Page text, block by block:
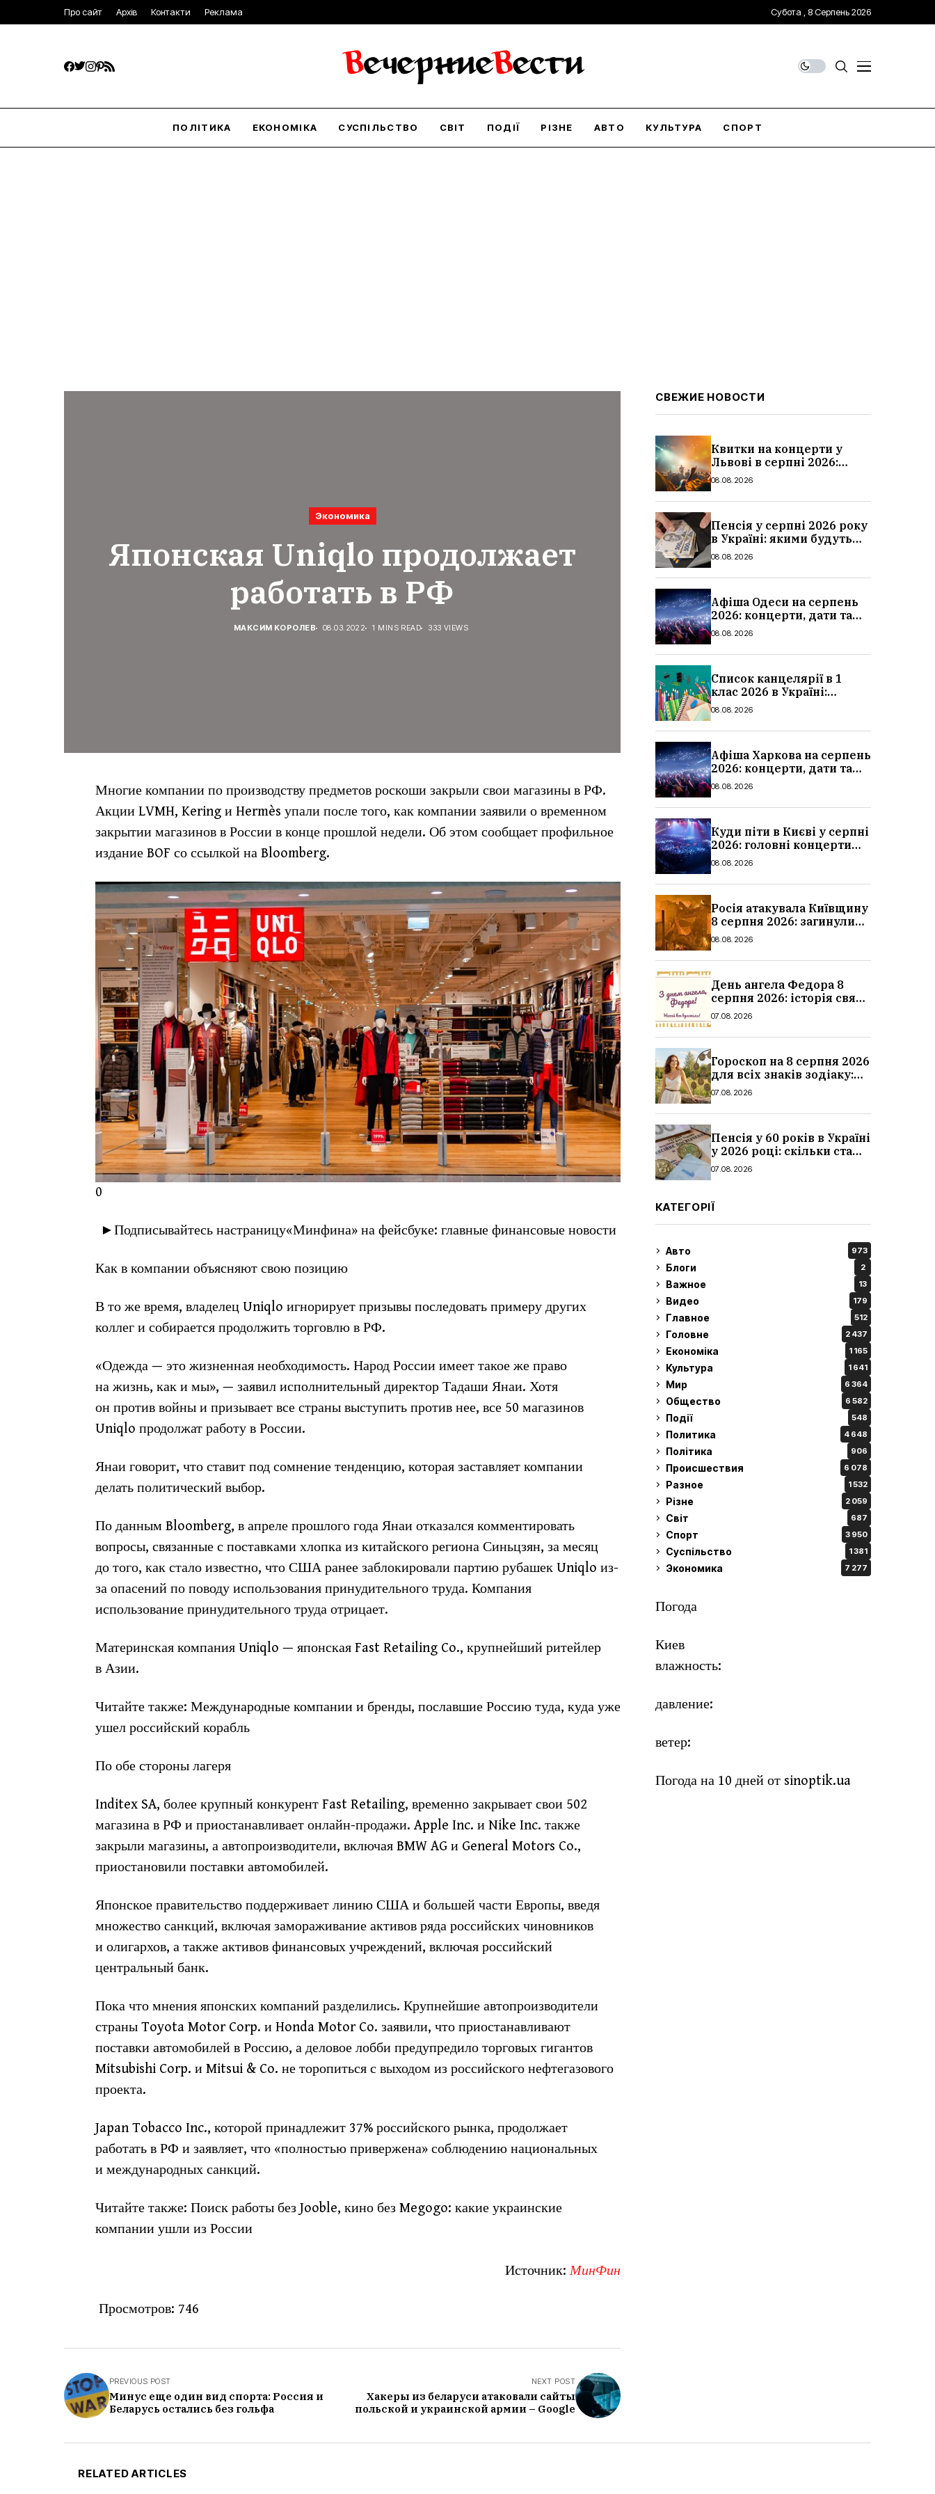
Про сайт Архів Контакти Реклама Субота , 8 Серпень 2026
ПОЛІТИКА ЕКОНОМІКА СУСПІЛЬСТВО СВІТ ПОДІЇ РІЗНЕ АВТО КУЛЬТУРА СПОРТ
Экономика
Японская Uniqlo продолжает
работать в РФ
МАКСИМ КОРОЛЕВ 08.03.2022 1 MINS READ 333 VIEWS
Многие компании по производству предметов роскоши закрыли свои магазины в РФ.
Акции LVMH, Kering и Hermès упали после того, как компании заявили о временном
закрытии магазинов в России в конце прошлой недели. Об этом сообщает профильное
издание BOF со ссылкой на Bloomberg.
0
►Подписывайтесь настраницу«Минфина» на фейсбуке: главные финансовые новости
Как в компании объясняют свою позицию
В то же время, владелец Uniqlo игнорирует призывы последовать примеру других
коллег и собирается продолжить торговлю в РФ.
«Одежда — это жизненная необходимость. Народ России имеет такое же право
на жизнь, как и мы», — заявил исполнительный директор Тадаши Янаи. Хотя
он против войны и призывает все страны выступить против нее, все 50 магазинов
Uniqlo продолжат работу в России.
Янаи говорит, что ставит под сомнение тенденцию, которая заставляет компании
делать политический выбор.
По данным Bloomberg, в апреле прошлого года Янаи отказался комментировать
вопросы, связанные с поставками хлопка из китайского региона Синьцзян, за месяц
до того, как стало известно, что США ранее заблокировали партию рубашек Uniqlo из-
за опасений по поводу использования принудительного труда. Компания
использование принудительного труда отрицает.
Материнская компания Uniqlo — японская Fast Retailing Co., крупнейший ритейлер
в Азии.
Читайте также: Международные компании и бренды, пославшие Россию туда, куда уже
ушел российский корабль
По обе стороны лагеря
Inditex SA, более крупный конкурент Fast Retailing, временно закрывает свои 502
магазина в РФ и приостанавливает онлайн-продажи. Apple Inc. и Nike Inc. также
закрыли магазины, а автопроизводители, включая BMW AG и General Motors Co.,
приостановили поставки автомобилей.
Японское правительство поддерживает линию США и большей части Европы, введя
множество санкций, включая замораживание активов ряда российских чиновников
и олигархов, а также активов финансовых учреждений, включая российский
центральный банк.
Пока что мнения японских компаний разделились. Крупнейшие автопроизводители
страны Toyota Motor Corp. и Honda Motor Co. заявили, что приостанавливают
поставки автомобилей в Россию, а деловое лобби предупредило торговых гигантов
Mitsubishi Corp. и Mitsui & Co. не торопиться с выходом из российского нефтегазового
проекта.
Japan Tobacco Inc., которой принадлежит 37% российского рынка, продолжает
работать в РФ и заявляет, что «полностью привержена» соблюдению национальных
и международных санкций.
Читайте также: Поиск работы без Jooble, кино без Megogo: какие украинские
компании ушли из России
Источник: МинФин
Просмотров: 746
PREVIOUS POST
Минус еще один вид спорта: Россия и
Беларусь остались без гольфа
NEXT POST
Хакеры из беларуси атаковали сайты
польской и украинской армии – Google
СВЕЖИЕ НОВОСТИ
Квитки на концерти у
Львові в серпні 2026:
дати, ціни та локації
08.08.2026
Пенсія у серпні 2026 року
в Україні: якими будуть
мінімальні та
суми
08.08.2026
Афіша Одеси на серпень
2026: концерти, дати та
ціни квитків
08.08.2026
Список канцелярії в 1
клас 2026 в Україні:
повний чек-лист для
08.08.2026
Афіша Харкова на серпень
2026: концерти, дати та
ціни квитків
08.08.2026
Куди піти в Києві у серпні
2026: головні концерти
місяця, дати, артисти та
08.08.2026
Росія атакувала Київщину
8 серпня 2026: загинули
троє людей, серед них
08.08.2026
День ангела Федора 8
серпня 2026: історія свята,
значення імені,
прозі
07.08.2026
Гороскоп на 8 серпня 2026
для всіх знаків зодіаку:
кохання, гроші та справи
07.08.2026
Пенсія у 60 років в Україні
у 2026 році: скільки стажу
потрібно, умови, кому
07.08.2026
КАТЕГОРІЇ
Авто 973
Блоги 2
Важное 13
Видео 179
Главное 512
Головне 2 437
Економіка 1 165
Культура 1 641
Мир 6 364
Общество 6 582
Події 548
Политика 4 648
Політика 906
Происшествия 6 078
Разное 1 532
Різне 2 059
Світ 687
Спорт 3 950
Суспільство 1 381
Экономика 7 277
Погода
Киев
влажность:
давление:
ветер:
Погода на 10 дней от sinoptik.ua
RELATED ARTICLES